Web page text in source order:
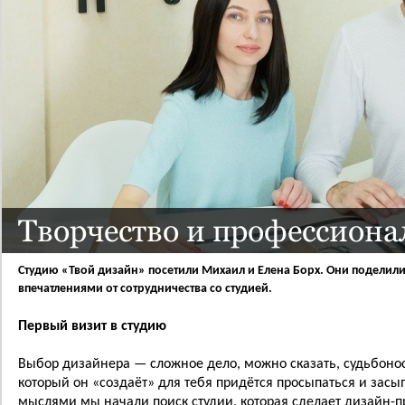
Творчество и
Студию «Твой дизайн» посетили Михаил и Елена Борх. Они
впечатлениями от сотрудничества со студией.
Первый визит в студию
Выбор дизайнера — сложное дело, можно сказать,
который он «создаёт» для тебя придётся просыпаться и